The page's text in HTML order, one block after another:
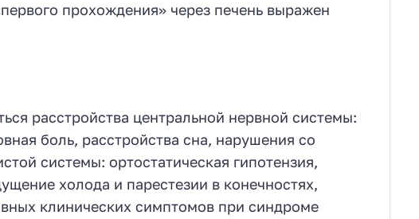
прохождения» через печень выражен
расстройства центральной нервной системы:
боль, расстройства сна, нарушения со
системы: ортостатическая гипотензия,
холода и парестезии в конечностях,
клинических симптомов при синдроме